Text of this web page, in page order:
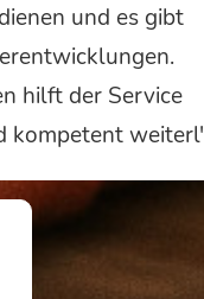
und es gibt
hilft der Service
kompetent